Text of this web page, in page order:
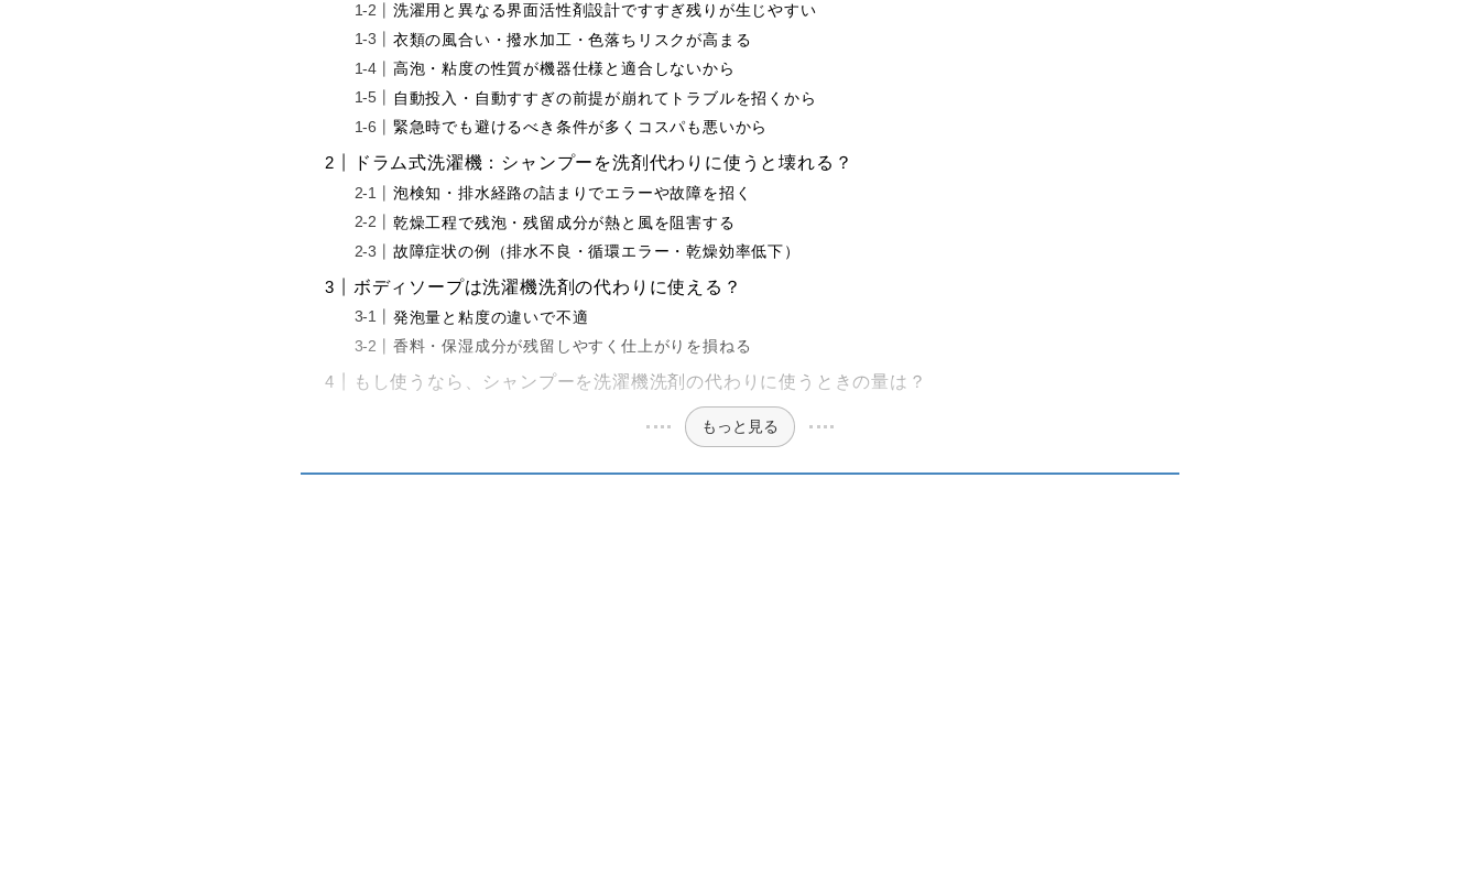
洗濯用と異なる界面活性剤設計ですすぎ残りが生じやすい
衣類の風合い・撥水加工・色落ちリスクが高まる
高泡・粘度の性質が機器仕様と適合しないから
自動投入・自動すすぎの前提が崩れてトラブルを招くから
緊急時でも避けるべき条件が多くコスパも悪いから
ドラム式洗濯機：シャンプーを洗剤代わりに使うと壊れる？
泡検知・排水経路の詰まりでエラーや故障を招く
乾燥工程で残泡・残留成分が熱と風を阻害する
故障症状の例（排水不良・循環エラー・乾燥効率低下）
ボディソープは洗濯機洗剤の代わりに使える？
発泡量と粘度の違いで不適
香料・保湿成分が残留しやすく仕上がりを損ねる
もし使うなら、シャンプーを洗濯機洗剤の代わりに使うときの量は？
もっと見る